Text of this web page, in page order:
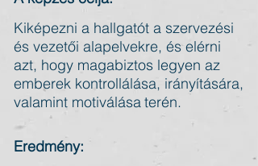
Kiképezni a hallgatót a szervezési
és vezetői alapelvekre, és elérni
azt, hogy magabiztos legyen az
emberek kontrollálása, irányítására,
valamint motiválásaterén.
Eredmény: